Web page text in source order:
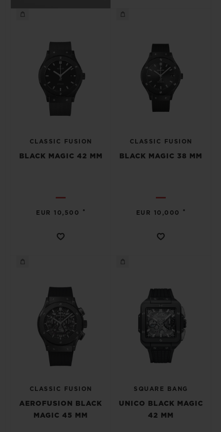
CLASSIC FUSION
BLACK MAGIC 42 MM
EUR 10,500 •
CLASSIC FUSION
BLACK MAGIC 38 MM
EUR 10,000 •
CLASSIC FUSION
AEROFUSION BLACK
MAGIC 45 MM
SQUARE BANG
UNICO BLACK MAGIC
42 MM